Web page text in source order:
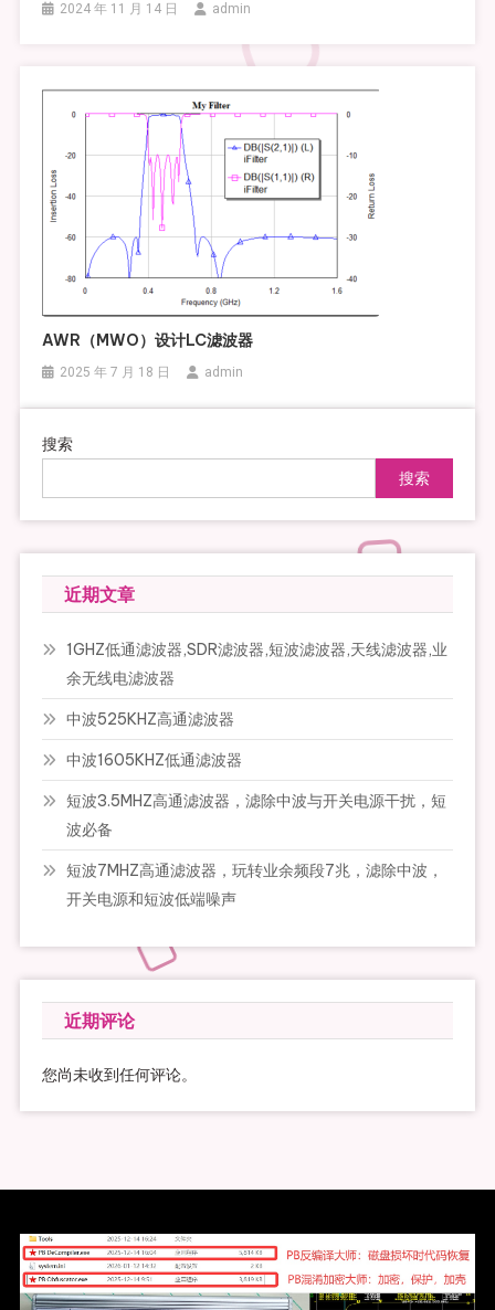
2024 年 11 月 14 日 admin
AWR（MWO）设计LC滤波器
2025 年 7 月 18 日 admin
搜索
搜索
近期文章
1GHZ低通滤波器,SDR滤波器,短波滤波器,天线滤波器,业
余无线电滤波器
中波525KHZ高通滤波器
中波1605KHZ低通滤波器
短波3.5MHZ高通滤波器，滤除中波与开关电源干扰，短
波必备
短波7MHZ高通滤波器，玩转业余频段7兆，滤除中波，
开关电源和短波低端噪声
近期评论
您尚未收到任何评论。